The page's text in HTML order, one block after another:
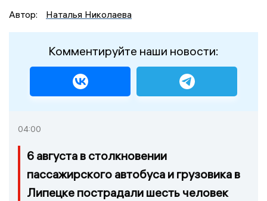
Автор:
Наталья Николаева
Комментируйте наши новости:
04:00
6 августа в столкновении
пассажирского автобуса и грузовика в
Липецке пострадали шесть человек